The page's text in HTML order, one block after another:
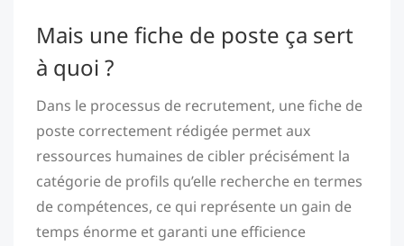
Mais une fiche de poste ça sert
à quoi ?
Dans le processus de recrutement, une fiche de
poste correctement rédigée permet aux
ressources humaines de cibler précisément la
catégorie de profils qu’elle recherche en termes
de compétences, ce qui représente un gain de
temps énorme et garanti une efficience